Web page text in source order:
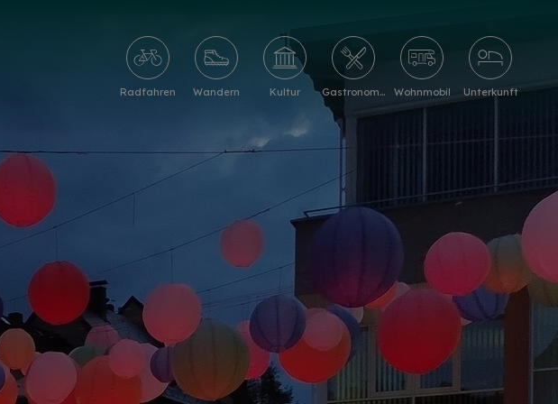
Radfahren Wandern Kultur Gastronomie Wohnmobil Unterkunft